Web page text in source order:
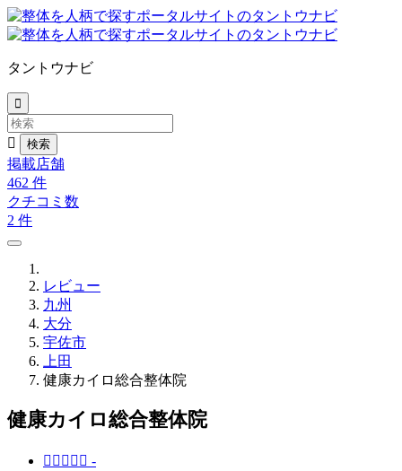
タントウナビ


掲載店舗
462 件
クチコミ数
2 件
レビュー
九州
大分
宇佐市
上田
健康カイロ総合整体院
健康カイロ総合整体院
     -